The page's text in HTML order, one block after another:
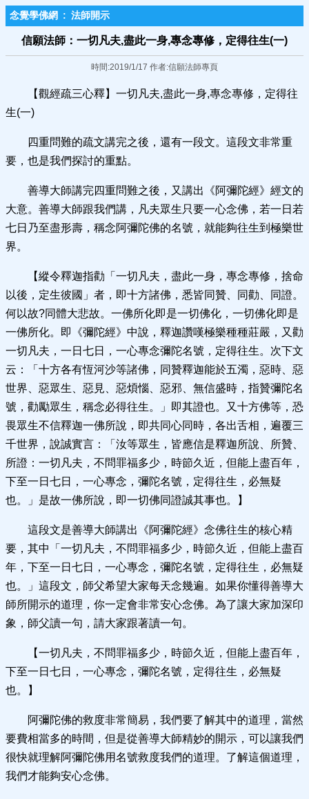
念覺學佛網 : 法師開示
信願法師：一切凡夫,盡此一身,專念專修，定得往生(一)
時間:2019/1/17 作者:信願法師專頁
【觀經疏三心釋】一切凡夫,盡此一身,專念專修，定得往
生(一)
四重問難的疏文講完之後，還有一段文。這段文非常重
要，也是我們探討的重點。
善導大師講完四重問難之後，又講出《阿彌陀經》經文的
大意。善導大師跟我們講，凡夫眾生只要一心念佛，若一日若
七日乃至盡形壽，稱念阿彌陀佛的名號，就能夠往生到極樂世
界。
【縱令釋迦指勸「一切凡夫，盡此一身，專念專修，捨命
以後，定生彼國」者，即十方諸佛，悉皆同贊、同勸、同證。
何以故?同體大悲故。一佛所化即是一切佛化，一切佛化即是
一佛所化。即《彌陀經》中說，釋迦讚嘆極樂種種莊嚴，又勸
一切凡夫，一日七日，一心專念彌陀名號，定得往生。次下文
云：「十方各有恆河沙等諸佛，同贊釋迦能於五濁，惡時、惡
世界、惡眾生、惡見、惡煩惱、惡邪、無信盛時，指贊彌陀名
號，勸勵眾生，稱念必得往生。」即其證也。又十方佛等，恐
畏眾生不信釋迦一佛所說，即共同心同時，各出舌相，遍覆三
千世界，說誠實言：「汝等眾生，皆應信是釋迦所說、所贊、
所證：一切凡夫，不問罪福多少，時節久近，但能上盡百年，
下至一日七日，一心專念，彌陀名號，定得往生，必無疑
也。」是故一佛所說，即一切佛同證誠其事也。】
這段文是善導大師講出《阿彌陀經》念佛往生的核心精
要，其中「一切凡夫，不問罪福多少，時節久近，但能上盡百
年，下至一日七日，一心專念，彌陀名號，定得往生，必無疑
也。」這段文，師父希望大家每天念幾遍。如果你懂得善導大
師所開示的道理，你一定會非常安心念佛。為了讓大家加深印
象，師父讀一句，請大家跟著讀一句。
【一切凡夫，不問罪福多少，時節久近，但能上盡百年，
下至一日七日，一心專念，彌陀名號，定得往生，必無疑
也。】
阿彌陀佛的救度非常簡易，我們要了解其中的道理，當然
要費相當多的時間，但是從善導大師精妙的開示，可以讓我們
很快就理解阿彌陀佛用名號救度我們的道理。了解這個道理，
我們才能夠安心念佛。